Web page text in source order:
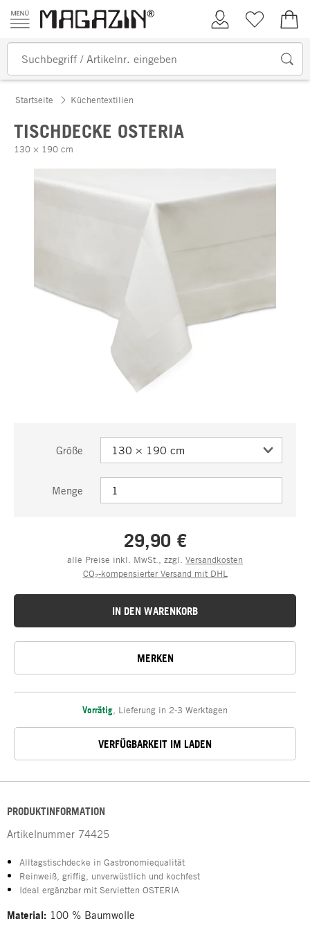
Zum Inhalt springen
Kundenkonto
Merkliste
Startseite Küchentextilien
TISCHDECKE OSTERIA
130 × 190 cm
Größe
Menge
29,90 €
alle Preise inkl. MwSt., zzgl. Versandkosten
CO₂-kompensierter Versand mit DHL
IN DEN WARENKORB
MERKEN
Vorrätig Lieferung in 2-3 Werktagen
VERFÜGBARKEIT IM LADEN
PRODUKTINFORMATION
Artikelnummer 74425
Alltagstischdecke in Gastronomiequalität
Reinweiß, griffig, unverwüstlich und kochfest
Ideal ergänzbar mit Servietten OSTERIA
Material: 100 % Baumwolle